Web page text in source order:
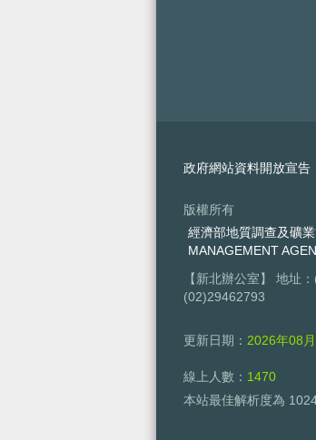
政府網站資料開放宣告
版權所有
經濟部地質調查及礦
MANAGEMENT
【新北辦公室】 地址
(02)29462793
更新日期： 2026年08
線上人數： 1470
本站最佳解析度為